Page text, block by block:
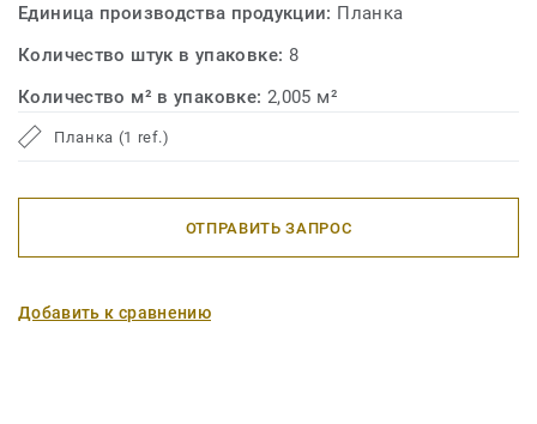
Единица производства продукции: Планка
Количество штук в упаковке: 8
Количество м² в упаковке: 2,005 м²
Планка (1 ref.)
ОТПРАВИТЬ ЗАПРОС
Добавить к сравнению